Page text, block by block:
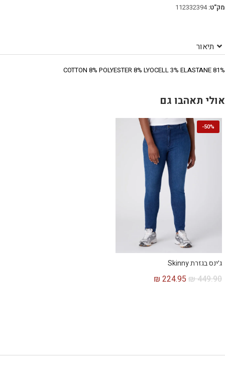
מק"ט:112332394
תיאור
81% COTTON 8% POLYESTER 8% LYOCELL 3% ELASTANE
אולי תאהבו גם
50%
-
ג׳ינס בגזרת Skinny
₪449.90
₪ 224.95